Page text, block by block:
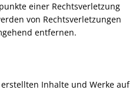
einer Rechtsverletzung
von Rechtsverletzungen
entfernen.
Inhalte und Werke auf